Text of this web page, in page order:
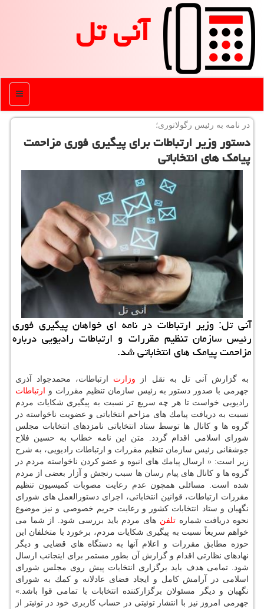
آنی تل
منو
در نامه به رئیس رگولاتوری؛
دستور وزیر ارتباطات برای پیگیری فوری مزاحمت
پیامك های انتخاباتی
آنی تل: وزیر ارتباطات در نامه ای خواهان پیگیری فوری
رئیس سازمان تنظیم مقررات و ارتباطات رادیویی درباره
مزاحمت پیامك های انتخاباتی شد.
به گزارش آنی تل به نقل از وزارت ارتباطات، محمدجواد آذری
جهرمی با صدور دستور به رئیس سازمان تنظیم مقررات و
ارتباطات
رادیویی خواست تا هر چه سریع تر نسبت به پیگیری شكایات مردم
نسبت به دریافت پیامك های مزاحم انتخاباتی و عضویت ناخواسته در
گروه ها و كانال ها توسط ستاد انتخاباتی نامزدهای انتخابات مجلس
شورای اسلامی اقدام گردد. متن این نامه خطاب به حسین فلاح
جوشقانی رئیس سازمان تنظیم مقررات و ارتباطات رادیویی، به شرح
زیر است: « ارسال پیامك های انبوه و عضو كردن ناخواسته مردم در
گروه ها و كانال های پیام رسان ها سبب رنجش و آزار بعضی از مردم
شده است. مسائلی همچون عدم رعایت مصوبات كمیسیون تنظیم
مقررات ارتباطات، قوانین انتخاباتی، اجرای دستورالعمل های شورای
نگهبان و ستاد انتخابات كشور و رعایت حریم خصوصی و نیز موضوع
نحوه دریافت شمارهتلفن های مردم باید بررسی شود. از شما می
خواهم سریعاً نسبت به پیگیری شكایات مردم، برخورد با متخلفان این
حوزه مطابق مقررات و اعلام آنها به دستگاه های قضایی و دیگر
نهادهای نظارتی اقدام و گزارش آن بطور مستمر برای اینجانب ارسال
شود. تمامی هدف باید برگزاری انتخابات پیش روی مجلس شورای
اسلامی در آرامش كامل و ایجاد فضای عادلانه و كمك به شورای
نگهبان و دیگر مسئولان برگزاركننده انتخابات با تمامی قوا باشد.»
جهرمی امروز نیز با انتشار توئیتی در حساب كاربری خود در توئیتر از